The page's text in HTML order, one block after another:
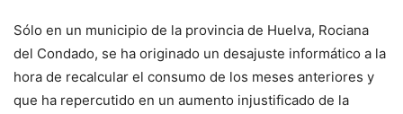
Sólo en un municipio de la provincia de Huelva, Rociana
del Condado, se ha originado un desajuste informático a la
hora de recalcular el consumo de los meses anteriores y
que ha repercutido en un aumento injustificado de la